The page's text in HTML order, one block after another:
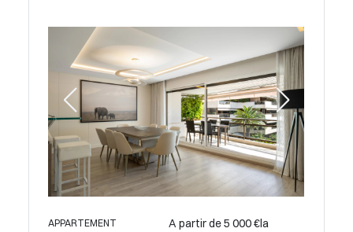
APPARTEMENT
A partir de 13 000 €la